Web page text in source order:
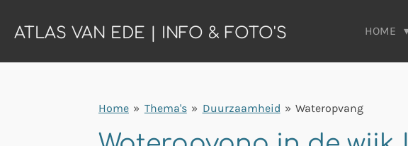
direct
de
ATLAS VAN EDE | INFO & FOTO'S HOME
Home » Thema's » Duurzaamheid » Wateropvang